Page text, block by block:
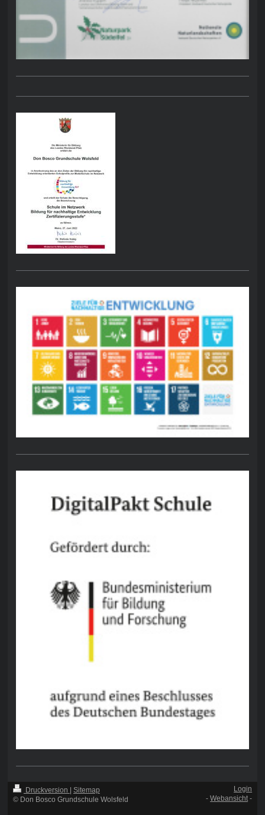
Druckversion
Sitemap
© Don Bosco Grundschule Wolsfeld
Login
-Webansicht-